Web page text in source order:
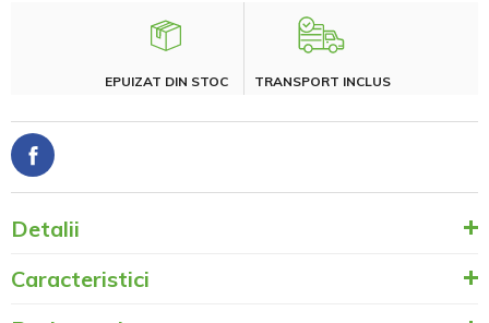
EPUIZAT DIN STOC TRANSPORT INCLUS
Detalii
Caracteristici